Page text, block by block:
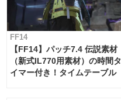
FF14
【FF14】パッチ7.4 伝説素材
（新式IL770用素材）の時間タ
イマー付き！タイムテーブル